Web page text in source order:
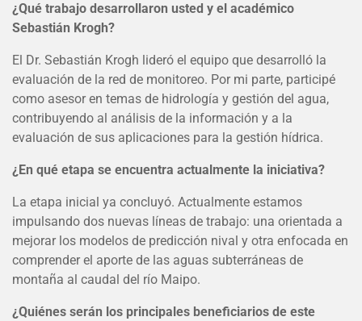
¿Qué trabajo desarrollaron usted y el académico
Sebastián Krogh?
El Dr. Sebastián Krogh lideró el equipo que desarrolló la
evaluación de la red de monitoreo. Por mi parte, participé
como asesor en temas de hidrología y gestión del agua,
contribuyendo al análisis de la información y a la
evaluación de sus aplicaciones para la gestión hídrica.
¿En qué etapa se encuentra actualmente la iniciativa?
La etapa inicial ya concluyó. Actualmente estamos
impulsando dos nuevas líneas de trabajo: una orientada a
mejorar los modelos de predicción nival y otra enfocada en
comprender el aporte de las aguas subterráneas de
montaña al caudal del río Maipo.
¿Quiénes serán los principales beneficiarios de este